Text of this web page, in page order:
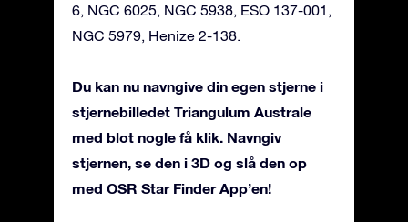
6, NGC 6025, NGC 5938, ESO 137-001,
NGC 5979, Henize 2-138.
Du kan nu navngive din egen stjerne i
stjernebilledet Triangulum Australe
med blot nogle få klik. Navngiv
stjernen, se den i 3D og slå den op
med OSR Star Finder App’en!